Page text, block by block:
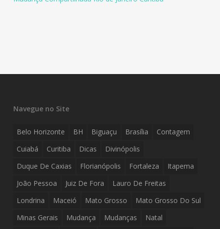
Navegue no Site
Belo Horizonte BH Biguaçu Brasília
Contagem
Cuiabá
Curitiba Dicas
Divinópolis
Duque De Caxias
Florianópolis Fortaleza
Itapema
João Pessoa
Juiz De Fora
Lauro De Freitas
Londrina
Maceió Mato Grosso
Mato Grosso Do Sul
Minas Gerais
Mudança Mudanças
Natal